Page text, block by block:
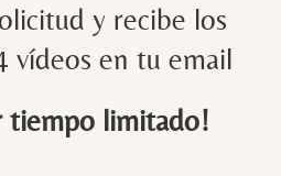
y recibe los
vídeos en tu email
tiempo limitado!